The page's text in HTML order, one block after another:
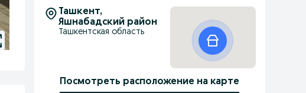
Ташкент,
Яшнабадский район
Ташкентская область
Посмотреть расположение на карте